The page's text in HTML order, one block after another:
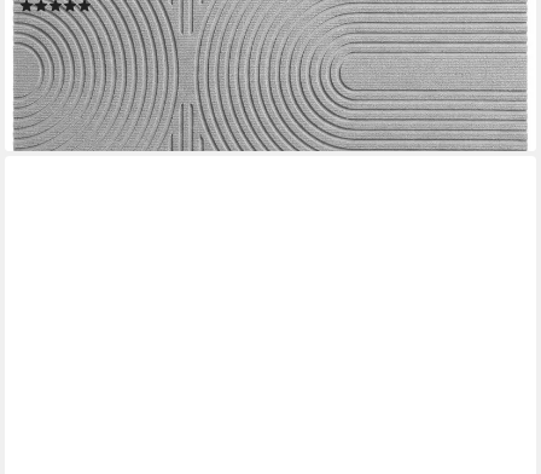
(3)
24,90 € UVP34,99 €
-29%
lieferbar - in 3-4 Werktagen bei dir
+1